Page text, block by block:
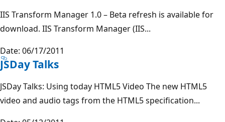
IIS Transform Manager 1.0 – Beta refresh is available for
download. IIS Transform Manager (IIS...
Date: 06/17/2011
JSDay Talks
JSDay Talks: Using today HTML5 Video The new HTML5
video and audio tags from the HTML5 specification...